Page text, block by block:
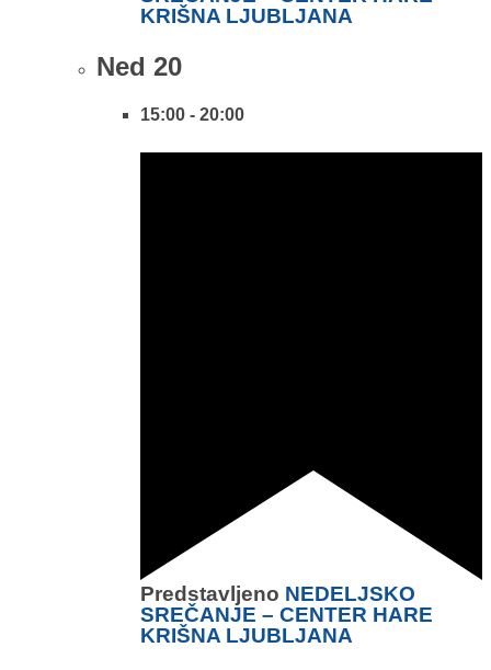
KRIŠNA LJUBLJANA
Ned 20
15:00 - 20:00
Predstavljeno NEDELJSKO
SREČANJE – CENTER HARE
KRIŠNA LJUBLJANA